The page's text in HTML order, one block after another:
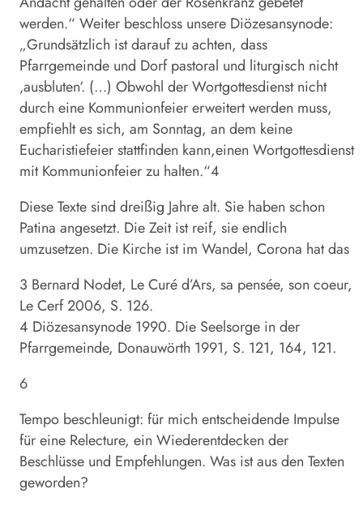
werden.“ Weiter beschloss unsere Diözesansynode:
„Grundsätzlich ist darauf zu achten, dass
Pfarrgemeinde und Dorf pastoral und liturgisch nicht
‚ausbluten‘. (…) Obwohl der Wortgottesdienst nicht
durch eine Kommunionfeier erweitert werden muss,
empfiehlt es sich, am Sonntag, an dem keine
Eucharistiefeier stattfinden kann,einen Wortgottesdienst
mit Kommunionfeier zu halten.“4
Diese Texte sind dreißig Jahre alt. Sie haben schon
Patina angesetzt. Die Zeit ist reif, sie endlich
umzusetzen. Die Kirche ist im Wandel, Corona hat das
3 Bernard Nodet, Le Curé d’Ars, sa pensée, son coeur,
Le Cerf 2006, S. 126.
4 Diözesansynode 1990. Die Seelsorge in der
Pfarrgemeinde, Donauwörth 1991, S. 121, 164, 121.
6
Tempo beschleunigt: für mich entscheidende Impulse
für eine Relecture, ein Wiederentdecken der
Beschlüsse und Empfehlungen. Was ist aus den Texten
geworden?